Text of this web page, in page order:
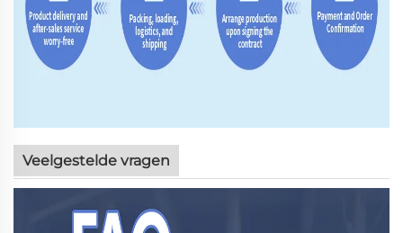
Veelgestelde vragen